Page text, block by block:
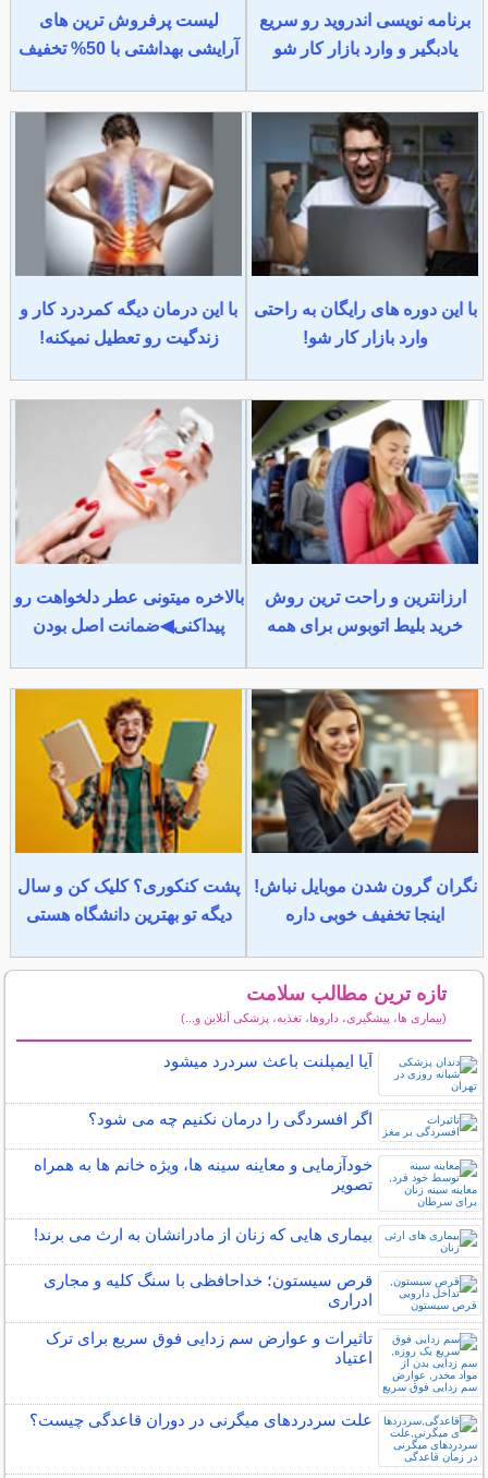
برنامه نویسی اندروید رو سریع
یادبگیر و وارد بازار کار شو
لیست پرفروش ترین های
آرایشی بهداشتی با 50% تخفیف
با این دوره های رایگان به راحتی
وارد بازار کار شو!
با این درمان دیگه کمردرد کار و
زندگیت رو تعطیل نمیکنه!
ارزانترین و راحت ترین روش
خرید بلیط اتوبوس برای همه
بالاخره میتونی عطر دلخواهت رو
پیداکنی◀ضمانت اصل بودن
نگران گرون شدن موبایل نباش!
اینجا تخفیف خوبی داره
پشت کنکوری؟ کلیک کن و سال
دیگه تو بهترین دانشگاه هستی
تازه ترین مطالب سلامت
(بیماری ها، پیشگیری، داروها، تغذیه، پزشکی آنلاین و...)
آیا ایمپلنت باعث سردرد میشود
اگر افسردگی را درمان نکنیم چه می شود؟
خودآزمایی و معاینه سینه ها، ویژه خانم ها به همراه
تصویر
بیماری هایی که زنان از مادرانشان به ارث می برند!
قرص سیستون؛ خداحافظی با سنگ کلیه و مجاری
ادراری
تاثیرات و عوارض سم زدایی فوق سریع برای ترک
اعتیاد
علت سردردهای میگرنی در دوران قاعدگی چیست؟